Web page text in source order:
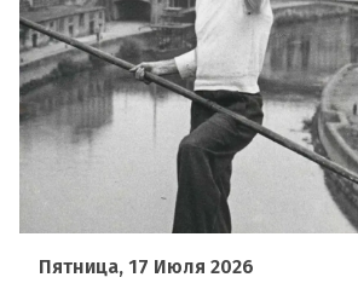
Пятница, 17 Июля 2026